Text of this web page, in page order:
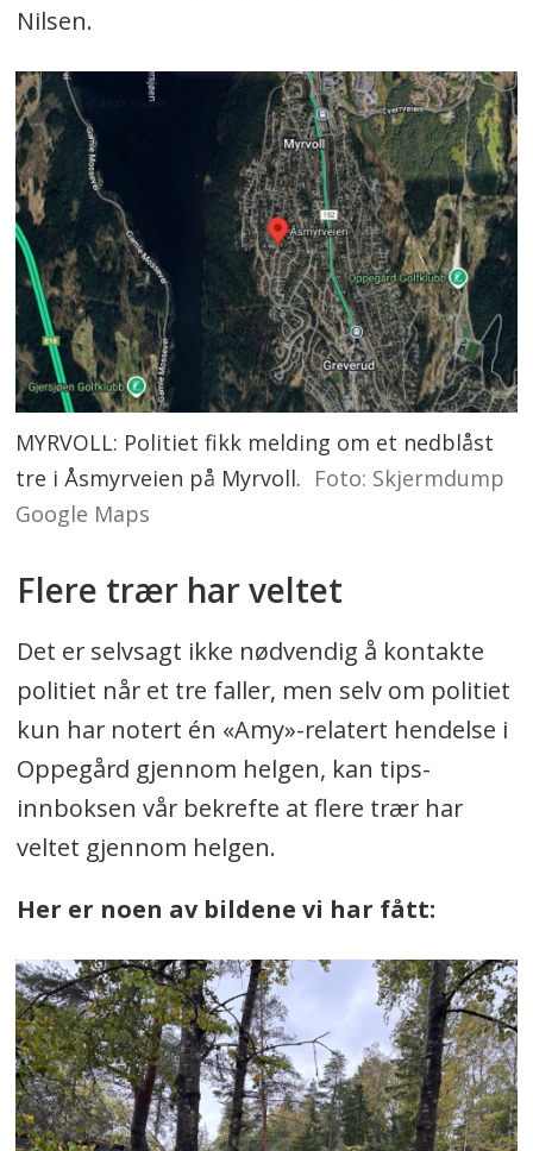
Nilsen.
MYRVOLL: Politiet fikk melding om et nedblåst
tre i Åsmyrveien på Myrvoll. Foto: Skjermdump
Google Maps
Flere trær har veltet
Det er selvsagt ikke nødvendig å kontakte
politiet når et tre faller, men selv om politiet
kun har notert én «Amy»-relatert hendelse i
Oppegård gjennom helgen, kan tips-
innboksen vår bekrefte at flere trær har
veltet gjennom helgen.
Her er noen av bildene vi har fått: